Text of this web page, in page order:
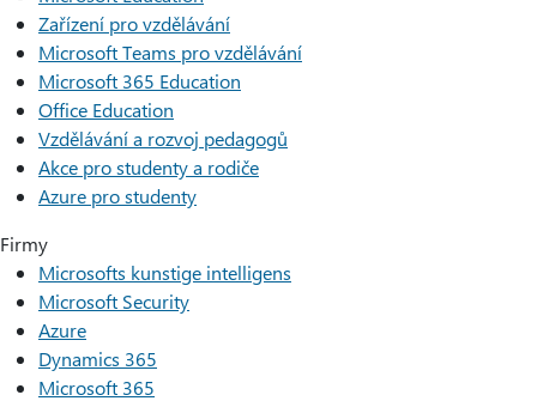
Zařízení pro vzdělávání
Microsoft Teams pro vzdělávání
Microsoft 365 Education
Office Education
Vzdělávání a rozvoj pedagogů
Akce pro studenty a rodiče
Azure pro studenty
Firmy
Microsofts kunstige intelligens
Microsoft Security
Azure
Dynamics 365
Microsoft 365